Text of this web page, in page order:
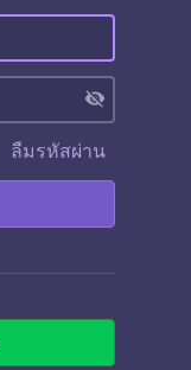
visibility_off
ลืมรหัสผ่าน